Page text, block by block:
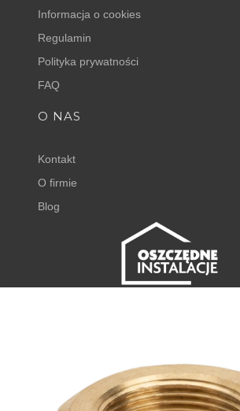
Informacja o cookies
Regulamin
Polityka prywatności
FAQ
O NAS
Kontakt
O firmie
Blog
62-050 Mosina